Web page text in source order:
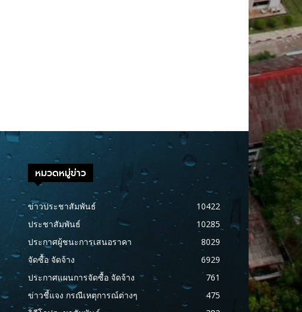
หมวดหมู่ข่าว
ข่าวประชาสัมพันธ์
10422
ประชาสัมพันธ์
10285
ประกาศผู้ชนะการเสนอราคา
8029
จัดซื้อ จัดจ้าง
6929
ประกาศแผนการจัดซื้อ จัดจ้าง
761
ข่าวชี้แจง กรณีเหตุการณ์ต่างๆ
475